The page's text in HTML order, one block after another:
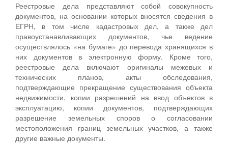
Реестровые дела представляют собой совокупность
документов, на основании которых вносятся сведения в
ЕГРН, в том числе кадастровых дел, а также дел
правоустанавливающих документов, чье ведение
осуществлялось «на бумаге» до перевода хранящихся в
них документов в электронную форму. Кроме того,
реестровые дела включают оригиналы межевых и
технических планов, акты обследования,
подтверждающие прекращение существования объекта
недвижимости, копии разрешений на ввод объектов в
эксплуатацию, копии документов, подтверждающих
разрешение земельных споров о согласовании
местоположения границ земельных участков, а также
другие важные документы.